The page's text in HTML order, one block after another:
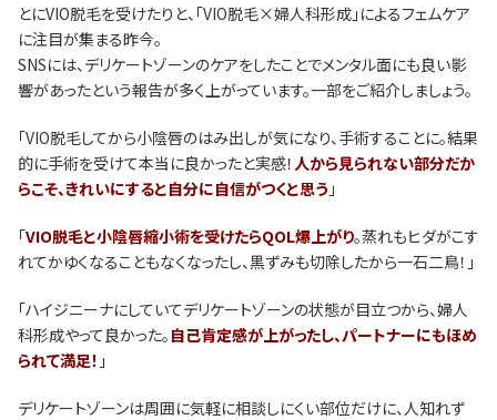
とにVIO脱毛を受けたりと、「VIO脱毛×婦人科形成」によるフェムケア
に注目が集まる昨今。
SNSには、デリケートゾーンのケアをしたことでメンタル面にも良い影
響があったという報告が多く上がっています。一部をご紹介しましょう。
「VIO脱毛してから小陰唇のはみ出しが気になり、手術することに。結果
的に手術を受けて本当に良かったと実感！ 人から見られない部分だか
らこそ、きれいにすると自分に自信がつくと思う 」
「VIO脱毛と小陰唇縮小術を受けたらQOL爆上がり。蒸れもヒダがこす
れてかゆくなることもなくなったし、黒ずみも切除したから一石二鳥！」
「ハイジニーナにしていてデリケートゾーンの状態が目立つから、婦人
科形成やって良かった。 自己肯定感が上がったし、パートナーにもほめ
られて満足！ 」
デリケートゾーンは周囲に気軽に相談しにくい部位だけに、人知れず